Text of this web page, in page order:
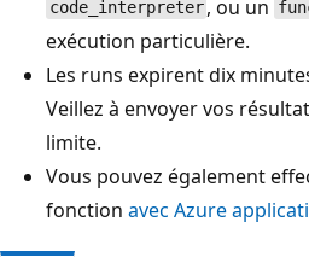
code_interpreter , ou un
exécution particulière.
Les runs expirent dix
Veillez à envoyer vos
limite.
Vous pouvez également
fonction avec Azure